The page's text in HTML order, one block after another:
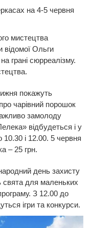
на 4-5 червня
мистецтва
відомої Ольги
грані сюрреалізму.
покажуть
чарівний порошок
замолоду
відбудеться і у
10.30 і 12.00. 5 червня
– 25 грн.
день захисту
свята для маленьких
З 12.00 до
ігри та конкурси.